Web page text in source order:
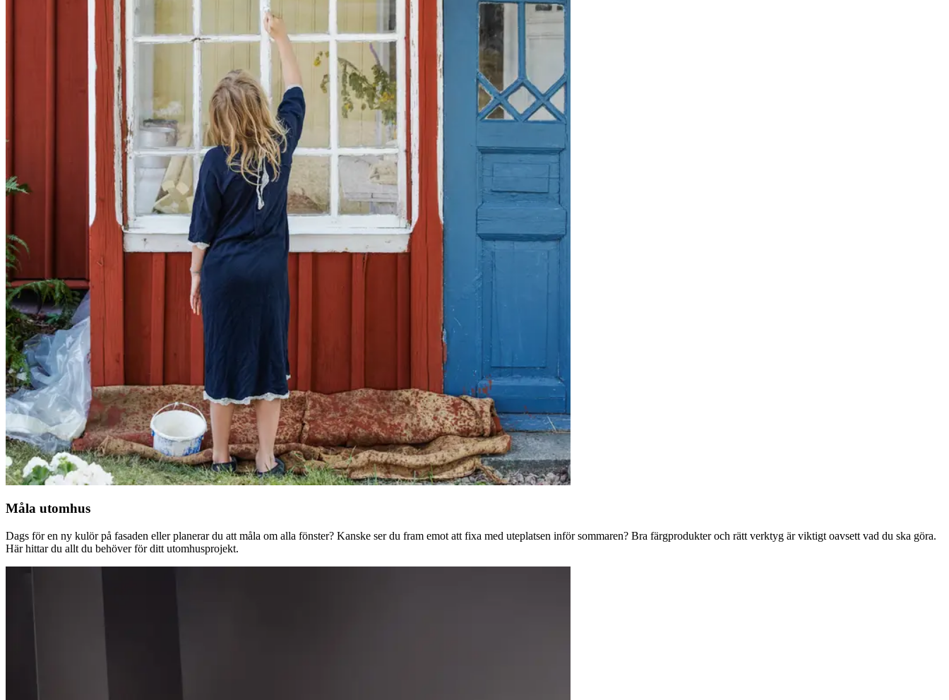
Måla utomhus
Dags för en ny kulör på fasaden eller planerar du att måla om alla fönster? Kanske ser du fram emot att fixa med uteplatsen inför sommaren? Bra färgprodukter och rätt verktyg är viktigt oavsett vad du ska göra.
Här hittar du allt du behöver för ditt utomhusprojekt.